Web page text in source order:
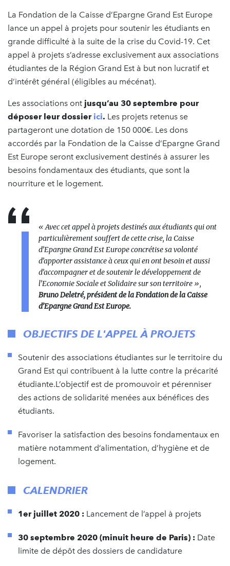
La Fondation de la Caisse d’Epargne Grand Est Europe
lance un appel à projets pour soutenir les étudiants en
grande difficulté à la suite de la crise du Covid-19. Cet
appel à projets s’adresse exclusivement aux associations
étudiantes de la Région Grand Est à but non lucratif et
d’intérêt général (éligibles au mécénat).
Les associations ont jusqu’au 30 septembre pour
déposer leur dossier ici. Les projets retenus se
partageront une dotation de 150 000€. Les dons
accordés par la Fondation de la Caisse d’Epargne Grand
Est Europe seront exclusivement destinés à assurer les
besoins fondamentaux des étudiants, que sont la
nourriture et le logement.
« Avec cet appel à projets destinés aux étudiants qui ont
particulièrement souffert de cette crise, la Caisse
d’Epargne Grand Est Europe concrétise sa volonté
d’apporter assistance à ceux qui en ont besoin et aussi
d’accompagner et de soutenir le développement de
l’Economie Sociale et Solidaire sur son territoire »,
Bruno Deletré, président de la Fondation de la Caisse
d’Epargne Grand Est Europe.
OBJECTIFS DE L'APPEL À PROJETS
Soutenir des associations étudiantes sur le territoire du
Grand Est qui contribuent à la lutte contre la précarité
étudiante.L’objectif est de promouvoir et pérenniser
des actions de solidarité menées aux bénéfices des
étudiants.
Favoriser la satisfaction des besoins fondamentaux en
matière notamment d’alimentation, d’hygiène et de
logement.
CALENDRIER
1er juillet 2020 : Lancement de l’appel à projets
30 septembre 2020 (minuit heure de Paris) : Date
limite de dépôt des dossiers de candidature